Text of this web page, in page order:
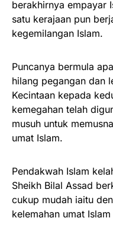
berakhirnya empayar
satu kerajaan pun
kegemilangan Islam.
Puncanya bermula
hilang pegangan dan
Kecintaan kepada
kemegahan telah
musuh untuk
umat Islam.
Pendakwah Islam
Sheikh Bilal Assad
cukup mudah iaitu
kelemahan umat